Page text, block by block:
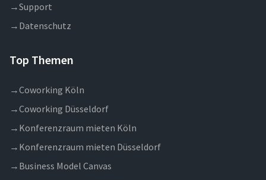
→Support
→ Datenschutz
Top Themen
→Coworking Köln
→Coworking Düsseldorf
→ Konferenzraum mieten Köln
→ Konferenzraum mieten Düsseldorf
→ Business Model Canvas